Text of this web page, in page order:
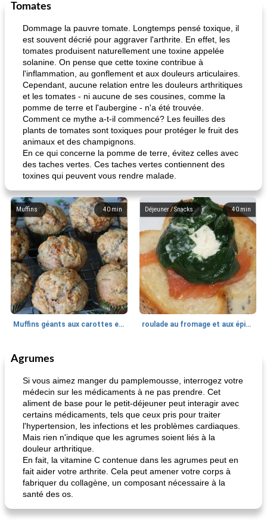
Tomates
Dommage la pauvre tomate. Longtemps pensé toxique, il
est souvent décrié pour aggraver l'arthrite. En effet, les
tomates produisent naturellement une toxine appelée
solanine. On pense que cette toxine contribue à
l'inflammation, au gonflement et aux douleurs articulaires.
Cependant, aucune relation entre les douleurs arthritiques
et les tomates - ni aucune de ses cousines, comme la
pomme de terre et l'aubergine - n'a été trouvée.
Comment ce mythe a-t-il commencé? Les feuilles des
plants de tomates sont toxiques pour protéger le fruit des
animaux et des champignons.
En ce qui concerne la pomme de terre, évitez celles avec
des taches vertes. Ces taches vertes contiennent des
toxines qui peuvent vous rendre malade.
40 min
Muffins
Muffins géants aux carottes et à la banane de Nif
40 min
Déjeuner / Snacks
roulade au fromage et aux épinards
Marques de confiance: recettes et
astuces
fiesta tostadas le méga's jopp joes
Agrumes
Si vous aimez manger du pamplemousse, interrogez votre
médecin sur les médicaments à ne pas prendre. Cet
aliment de base pour le petit-déjeuner peut interagir avec
certains médicaments, tels que ceux pris pour traiter
l'hypertension, les infections et les problèmes cardiaques.
Mais rien n'indique que les agrumes soient liés à la
douleur arthritique.
En fait, la vitamine C contenue dans les agrumes peut en
fait aider votre arthrite. Cela peut amener votre corps à
fabriquer du collagène, un composant nécessaire à la
santé des os.